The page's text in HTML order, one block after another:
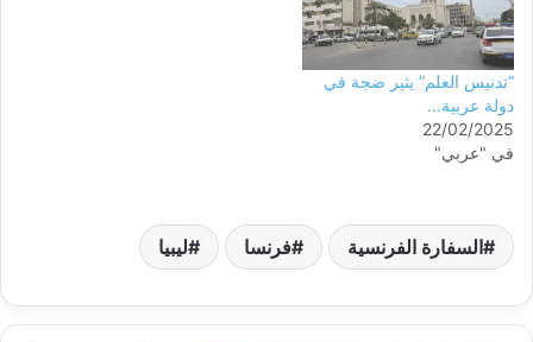
“تدنيس العلم” يثير ضجة في
دولة عربية…
22/02/2025
في "عربي"
السفارة الفرنسية فرنسا ليبيا